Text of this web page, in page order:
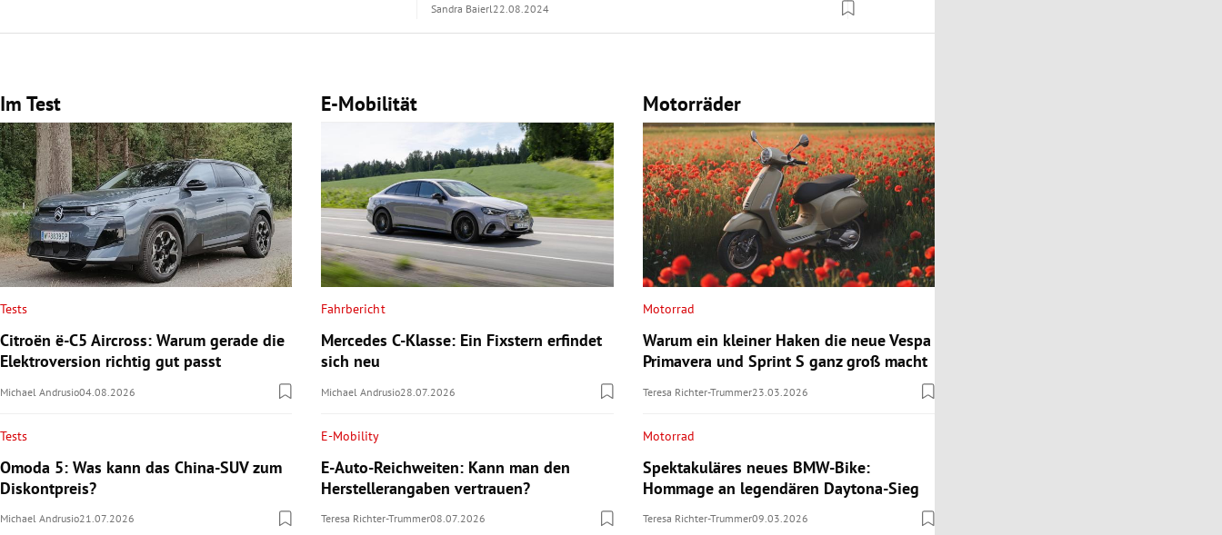
Sandra Baierl 22.08.2024
Im Test
Tests
Citroën ë-C5 Aircross: Warum gerade die
Elektroversion richtig gut passt
Michael Andrusio04.08.2026
Tests
Omoda 5: Was kann das China-SUV zum
Diskontpreis?
Michael Andrusio21.07.2026
E-Mobilität
Fahrbericht
Mercedes C-Klasse: Ein Fixstern erfindet
sich neu
Michael Andrusio28.07.2026
E-Mobility
E-Auto-Reichweiten: Kann man den
Herstellerangaben vertrauen?
Teresa Richter-Trummer08.07.2026
Motorräder
Motorrad
Warum ein kleiner Haken die neue Vespa
Primavera und Sprint S ganz groß macht
Teresa Richter-Trummer23.03.2026
Motorrad
Spektakuläres neues BMW-Bike:
Hommage an legendären Daytona-Sieg
Teresa Richter-Trummer09.03.2026